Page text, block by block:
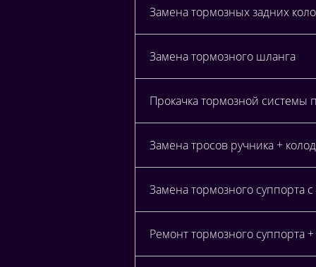
Замена тормозных задних
Замена тормозного шланга
Прокачка тормозной системы
Замена тросов ручника +
Замена тормозного суппорта
Ремонт тормозного суппорта